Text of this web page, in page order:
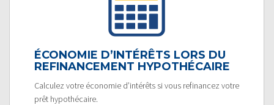
ÉCONOMIE D’INTÉRÊTS LORS DU
REFINANCEMENT HYPOTHÉCAIRE
Calculez votre économie d’intérêts si vous refinancez votre
prêt hypothécaire.